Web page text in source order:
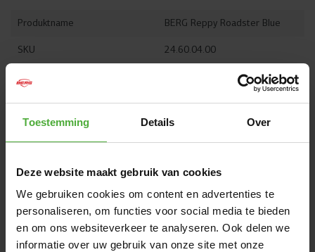
Toestemming Details Over
Deze website maakt gebruik van cookies
We gebruiken cookies om content en advertenties te
personaliseren, om functies voor social media te bieden
en om ons websiteverkeer te analyseren. Ook delen we
informatie over uw gebruik van onze site met onze
Produktname BERG Reppy Roadster Blue
SKU 24.60.04.00
Empfohlenes Alter
Empfohlene Nutzergröße 95 - 125 cm
Garantie nach
Produktregistrierung
6 Jahre
Alle Abmessungen und Details anzeigen
WIRD OFT ZUSAMMEN GEKAUFT MIT